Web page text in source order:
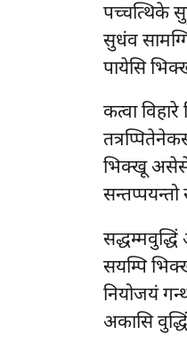
पच्चत्थिके
सुधंव
पायेसि
कत्वा
भिक्खू
सद्धम्मवुद्धिं
सयम्पि
नियोजयं
अकासि